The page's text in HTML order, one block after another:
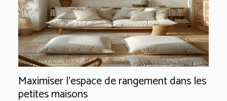
Maximiser l'espace de rangement dans les
petites maisons